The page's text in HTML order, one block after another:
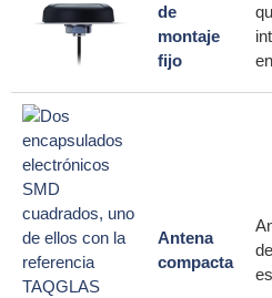
de
montaje
fijo
Antena
compacta